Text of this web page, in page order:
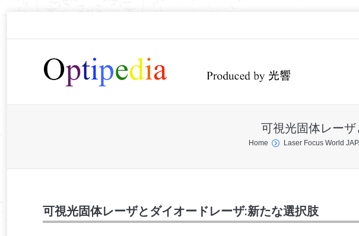
可視光固体レー
Home Laser Focus World
可視光固体レーザとダイオードレーザ:新たな選択肢